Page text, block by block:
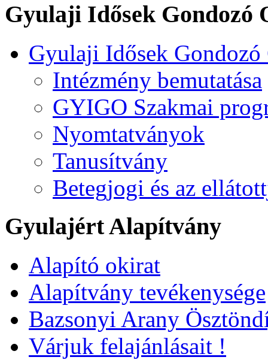
Gyulaji Idősek Gondozó
Gyulaji Idősek Gondozó
Intézmény bemutatása
GYIGO Szakmai
Nyomtatványok
Tanusítvány
Betegjogi és az
Gyulajért Alapítvány
Alapító okirat
Alapítvány tevékenysége
Bazsonyi Arany
Várjuk felajánlásait !